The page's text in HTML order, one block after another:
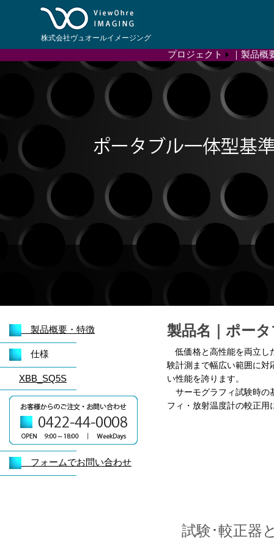
株式会社ヴュオールイメージング
プロジェクト ｜製品概
製品概要・特徴
仕様
XBB_SQ5S
フォームでお問い合わせ
製品名｜ ポー
低価格と高性能を両立し
験計測まで幅広い範囲に対
い性能を誇ります。
サーモグラフィ試験時の
フィ・放射温度計の較正用
試験･較正器